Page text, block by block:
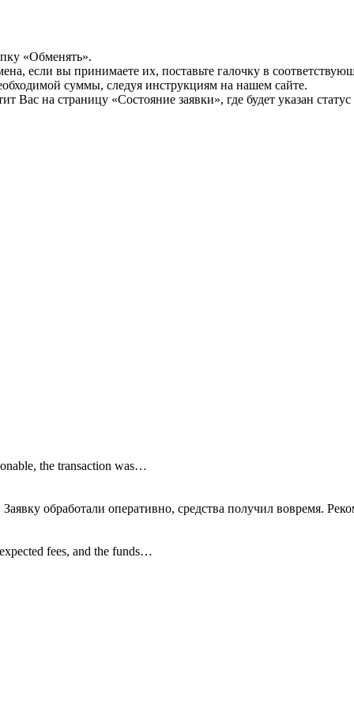
«Обменять».
если вы принимаете их, поставьте галочку в
суммы, следуя инструкциям на нашем сайте.
Вас на страницу «Состояние заявки», где будет указан
the transaction was…
обработали оперативно, средства получил вовремя.
fees, and the funds…